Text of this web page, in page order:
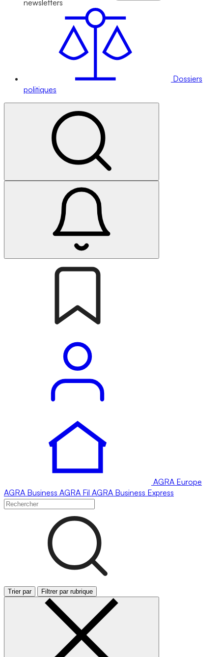
newsletters
Dossiers
politiques
AGRA Europe
AGRA Business AGRA Fil AGRA Business Express
Trier par Filtrer par rubrique